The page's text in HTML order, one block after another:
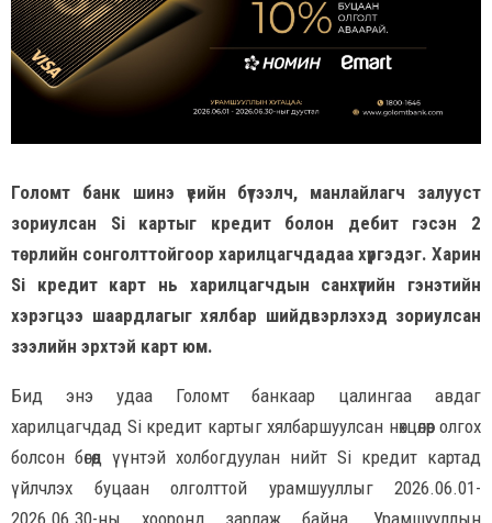
Голомт банк шинэ үеийн бүтээлч, манлайлагч залууст
зориулсан Si картыг кредит болон дебит гэсэн 2
төрлийн сонголттойгоор харилцагчдадаа хүргэдэг. Харин
Si кредит карт нь харилцагчдын санхүүгийн гэнэтийн
хэрэгцээ шаардлагыг хялбар шийдвэрлэхэд зориулсан
зээлийн эрхтэй карт юм.
Бид энэ удаа Голомт банкаар цалингаа авдаг
харилцагчдад Si кредит картыг хялбаршуулсан нөхцөлөөр олгох
болсон бөгөөд үүнтэй холбогдуулан нийт Si кредит картад
үйлчлэх буцаан олголттой урамшууллыг 2026.06.01-
2026.06.30-ны хооронд зарлаж байна. Урамшууллын